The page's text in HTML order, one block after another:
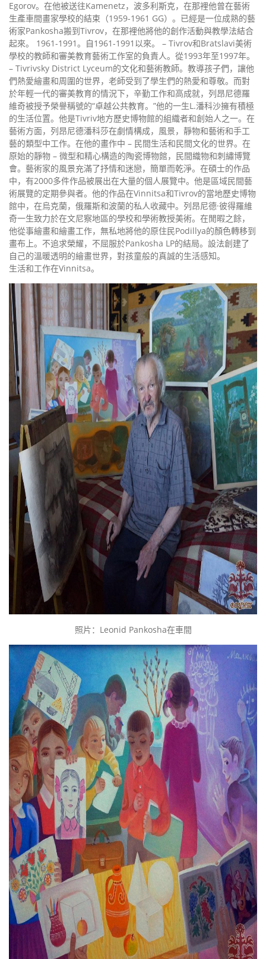
Egorov。在他被送往Kamenetz，波多利斯克，在那裡他曾在藝術
生產車間畫家學校的結束（1959-1961 GG）。已經是一位成熟的藝
術家Pankosha搬到Tivrov，在那裡他將他的創作活動與教學法結合
起來。 1961-1991。自1961-1991以來。 – Tivrov和Bratslavi美術
學校的教師和審美教育藝術工作室的負責人。從1993年至1997年。
– Tivrivsky District Lyceum的文化和藝術教師。教導孩子們，讓他
們熱愛繪畫和周圍的世界，老師受到了學生們的熱愛和尊敬。而對
於年輕一代的審美教育的情況下，辛勤工作和高成就，列昂尼德羅
維奇被授予榮譽稱號的“卓越公共教育。”他的一生L.潘科沙擁有積極
的生活位置。他是Tivriv地方歷史博物館的組織者和創始人之一。在
藝術方面，列昂尼德潘科莎在劇情構成，風景，靜物和藝術和手工
藝的類型中工作。在他的畫作中 – 民間生活和民間文化的世界。在
原始的靜物 – 微型和精心構造的陶瓷博物館，民間織物和刺繡博覽
會。藝術家的風景充滿了抒情和迷戀，簡單而乾淨。在碩士的作品
中，有2000多件作品被展出在大量的個人展覽中。他是區域民間藝
術展覽的定期參與者。他的作品在Vinnitsa和Tivrov的當地歷史博物
館中，在烏克蘭，俄羅斯和波蘭的私人收藏中。列昂尼德·彼得羅維
奇一生致力於在文尼察地區的學校和學術教授美術。在閒暇之餘，
他從事繪畫和繪畫工作，無私地將他的原住民Podillya的顏色轉移到
畫布上。不追求榮耀，不屈服於Pankosha LP的結局。設法創建了
自己的溫暖透明的繪畫世界，對孩童般的真誠的生活感知。
生活和工作在Vinnitsa。
照片：Leonid Pankosha在車間